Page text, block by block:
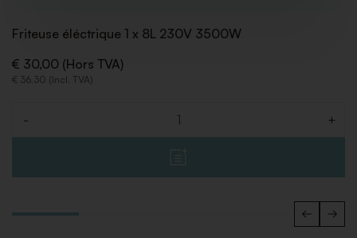
Friteuse éléctrique 1 x 8L 230V 3500W
€ 30,00 (Hors TVA)
€ 36,30 (Incl. TVA)
- +